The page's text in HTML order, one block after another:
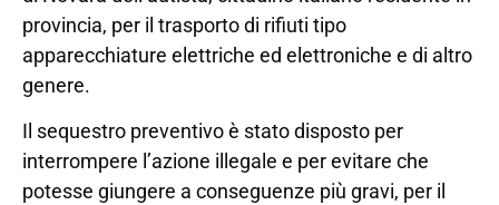
provincia, per il trasporto di rifiuti tipo
apparecchiature elettriche ed elettroniche e di altro
genere.
Il sequestro preventivo è stato disposto per
interrompere l’azione illegale e per evitare che
potesse giungere a conseguenze più gravi, per il